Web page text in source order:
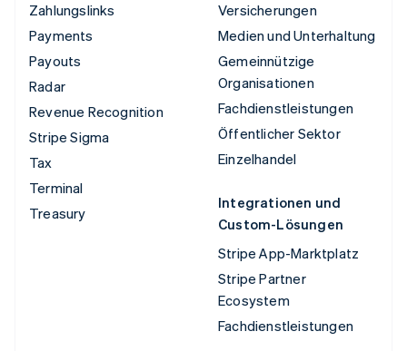
Zahlungslinks
Payments
Payouts
Radar
Revenue Recognition
Stripe Sigma
Tax
Terminal
Treasury
Versicherungen
Medien und Unterhaltung
Gemeinnützige
Organisationen
Fachdienstleistungen
Öffentlicher Sektor
Einzelhandel
Integrationen und
Custom-Lösungen
Stripe App-Marktplatz
Stripe Partner
Ecosystem
Fachdienstleistungen